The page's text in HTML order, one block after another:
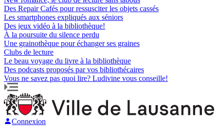
Des Repair Cafés pour ressusciter les objets cassés
Les smartphones expliqués aux séniors
Des jeux vidéo à la bibliothèque!
À la poursuite du silence perdu
Une grainothèque pour échanger ses graines
Clubs de lecture
Le beau voyage du livre à la bibliothèque
Des podcasts proposés par vos bibliothécaires
Vous ne savez pas quoi lire? Ludivine vous conseille!
Connexion